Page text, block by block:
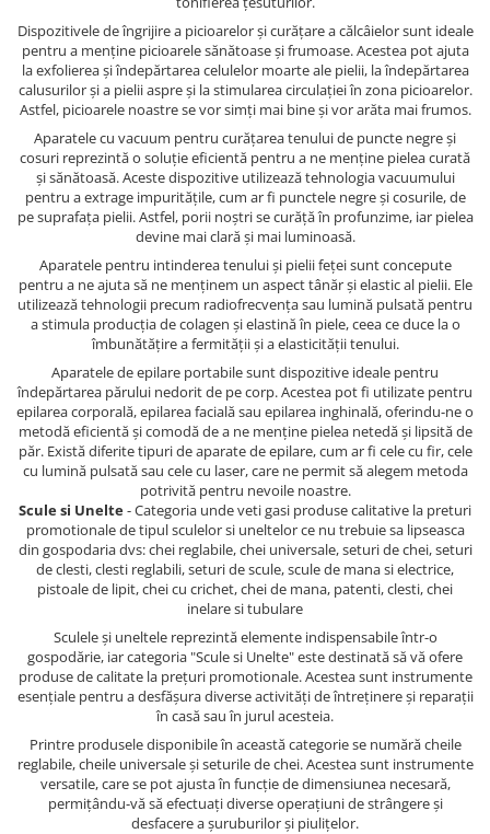
Dispozitivele de îngrijire a picioarelor și curățare a călcâielor sunt ideale
pentru a menține picioarele sănătoase și frumoase. Acestea pot ajuta
la exfolierea și îndepărtarea celulelor moarte ale pielii, la îndepărtarea
calusurilor și a pielii aspre și la stimularea circulației în zona picioarelor.
Astfel, picioarele noastre se vor simți mai bine și vor arăta mai frumos.
Aparatele cu vacuum pentru curățarea tenului de puncte negre și
cosuri reprezintă o soluție eficientă pentru a ne menține pielea curată
și sănătoasă. Aceste dispozitive utilizează tehnologia vacuumului
pentru a extrage impuritățile, cum ar fi punctele negre și cosurile, de
pe suprafața pielii. Astfel, porii noștri se curăță în profunzime, iar pielea
devine mai clară și mai luminoasă.
Aparatele pentru intinderea tenului și pielii feței sunt concepute
pentru a ne ajuta să ne menținem un aspect tânăr și elastic al pielii. Ele
utilizează tehnologii precum radiofrecvența sau lumină pulsată pentru
a stimula producția de colagen și elastină în piele, ceea ce duce la o
îmbunătățire a fermității și a elasticității tenului.
Aparatele de epilare portabile sunt dispozitive ideale pentru
îndepărtarea părului nedorit de pe corp. Acestea pot fi utilizate pentru
epilarea corporală, epilarea facială sau epilarea inghinală, oferindu-ne o
metodă eficientă și comodă de a ne menține pielea netedă și lipsită de
păr. Există diferite tipuri de aparate de epilare, cum ar fi cele cu fir, cele
cu lumină pulsată sau cele cu laser, care ne permit să alegem metoda
potrivită pentru nevoile noastre.
Scule si Unelte- Categoria unde veti gasi produse calitative la preturi
promotionale de tipul sculelor si uneltelor ce nu trebuie sa lipseasca
din gospodaria dvs: chei reglabile, chei universale, seturi de chei, seturi
de clesti, clesti reglabili, seturi de scule, scule de mana si electrice,
pistoale de lipit, chei cu crichet, chei de mana, patenti, clesti, chei
inelare si tubulare
Sculele și uneltele reprezintă elemente indispensabile într-o
gospodărie, iar categoria "Scule si Unelte" este destinată să vă ofere
produse de calitate la prețuri promotionale. Acestea sunt instrumente
esențiale pentru a desfășura diverse activități de întreținere și reparații
în casă sau în jurul acesteia.
Printre produsele disponibile în această categorie se numără cheile
reglabile, cheile universale și seturile de chei. Acestea sunt instrumente
versatile, care se pot ajusta în funcție de dimensiunea necesară,
permițându-vă să efectuați diverse operațiuni de strângere și
desfacere a șuruburilor și piulițelor.